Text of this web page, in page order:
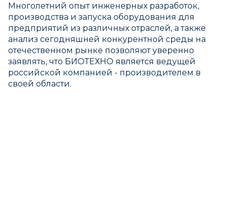
Многолетний опыт инженерных разработок,
производства и запуска оборудования для
предприятий из различных отраслей, а также
анализ сегодняшней конкурентной среды на
отечественном рынке позволяют уверенно
заявлять, что БИОТЕХНО является ведущей
российской компанией - производителем в
своей области.